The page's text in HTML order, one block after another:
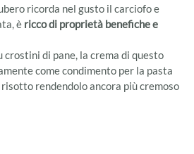
ricorda nel gusto il carciofo e
è ricco di proprietà benefiche e
crostini di pane, la crema di questo
come condimento per la pasta
rendendolo ancora più cremoso